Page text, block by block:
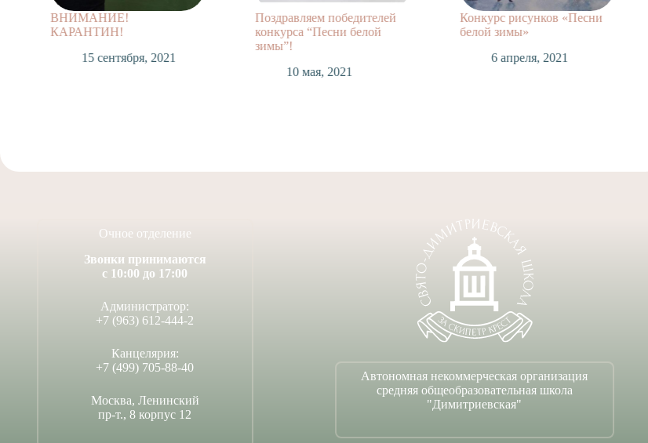
Поздравляем победителей
конкурса “Песни белой
Конкурс рисунков «Песни
белой зимы»
ВНИМАНИЕ! Карантин!
Очное отделение
Звонки принимаются
с 10:00 до 17:00
Администратор:
+7 (963) 612-444-2
Канцелярия:
+7 (499) 705-88-40
Москва, Ленинский
пр-т., 8 корпус 12
Автономная некоммерческая организация
средняя общеобразовательная школа
"Димитриевская"